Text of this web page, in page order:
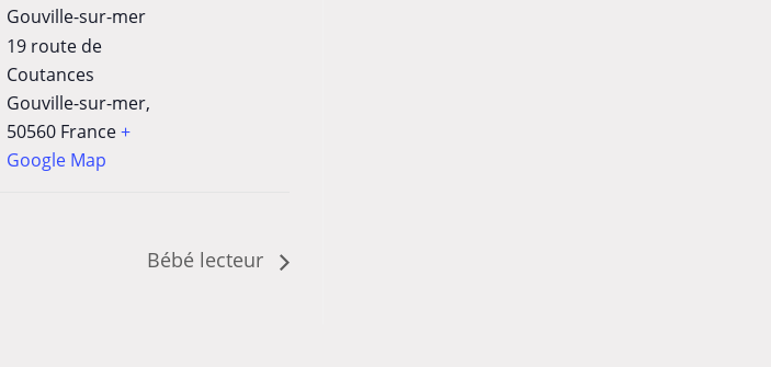
Gouville-sur-mer
19 route de
Coutances
Gouville-sur-mer,
50560 France+
Google Map
Bébé lecteur